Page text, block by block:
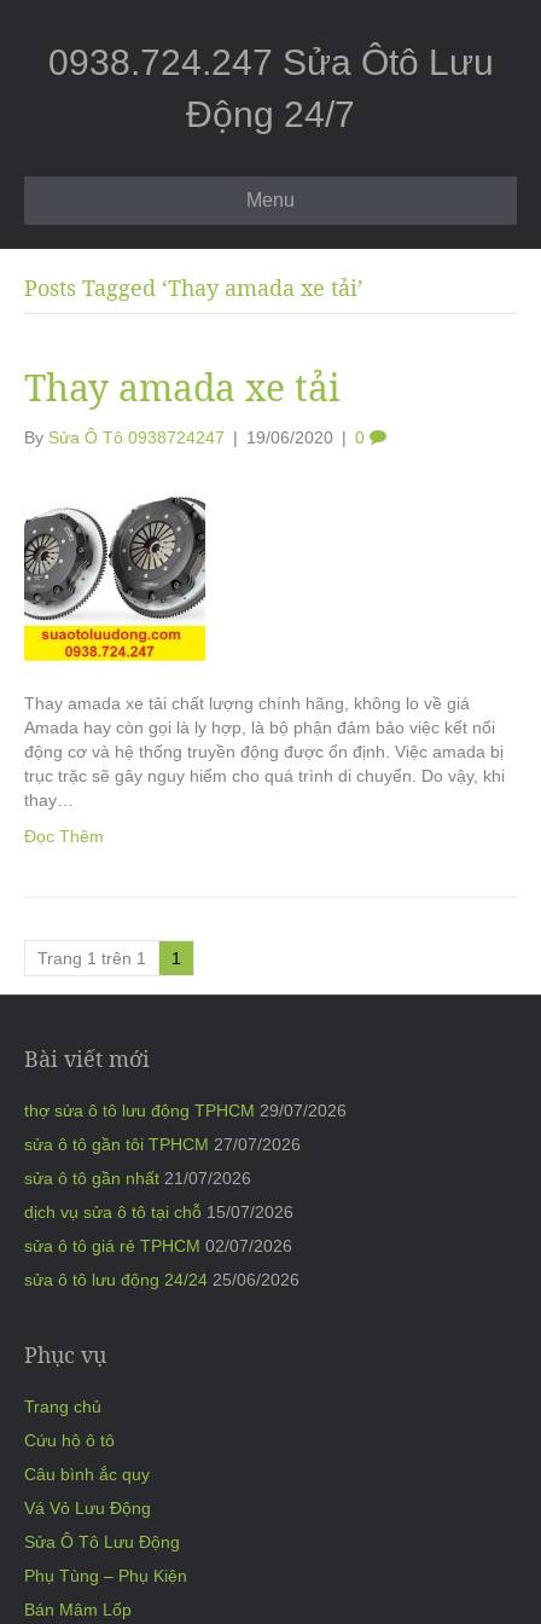
0938.724.247 Sửa Ôtô Lưu
Động 24/7
Menu
Posts Tagged ‘Thay amada xe tải’
Thay amada xe tải
By Sửa Ô Tô 0938724247 | 19/06/2020 | 0
Thay amada xe tải chất lượng chính hãng, không lo về giá
Amada hay còn gọi là ly hợp, là bộ phận đảm bảo việc kết nối
động cơ và hệ thống truyền động được ổn định. Việc amada bị
trục trặc sẽ gây nguy hiểm cho quá trình di chuyển. Do vậy, khi
thay…
Đọc Thêm
Trang 1 trên 1 1
Bài viết mới
thợ sửa ô tô lưu động TPHCM 29/07/2026
sửa ô tô gần tôi TPHCM 27/07/2026
sửa ô tô gần nhất 21/07/2026
dịch vụ sửa ô tô tại chỗ 15/07/2026
sửa ô tô giá rẻ TPHCM 02/07/2026
sửa ô tô lưu động 24/24 25/06/2026
Phục vụ
Trang chủ
Cứu hộ ô tô
Câu bình ắc quy
Vá Vỏ Lưu Động
Sửa Ô Tô Lưu Động
Phụ Tùng – Phụ Kiện
Bán Mâm Lốp